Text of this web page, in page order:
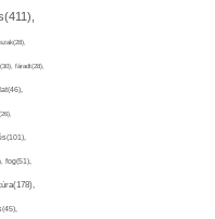
fáradt(28),
fog(51),